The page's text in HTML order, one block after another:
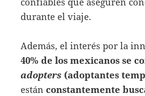
durante el viaje.
Además, el interés por la
40% de los mexicanos se
adopters (adoptantes
estánconstantemente